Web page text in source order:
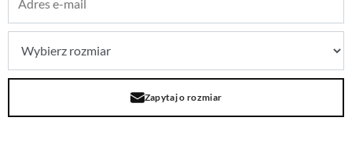
Zapytaj o rozmiar